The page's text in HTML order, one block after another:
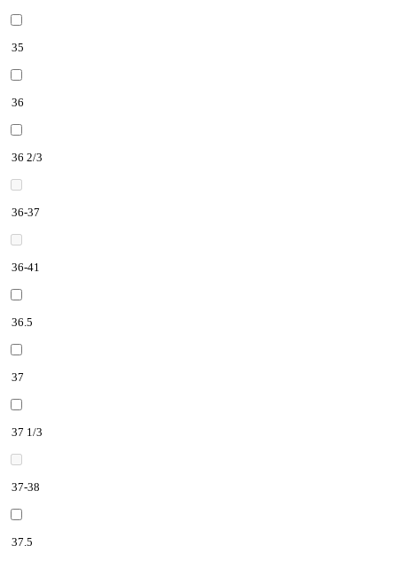
35
36
36 2/3
36-37
36-41
36.5
37
37 1/3
37-38
37.5